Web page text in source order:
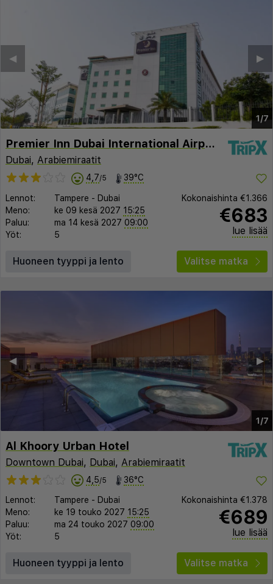
1/7
▶︎
◀︎
Premier Inn Dubai International Airport
Dubai, Arabiemiraatit
4,7/5 39°C
Lennot: Tampere - Dubai
Meno:
ke 09 kesä 2027 15:25
Paluu:
ma 14 kesä 2027 09:00
Yöt:
5
Kokonaishinta €1.366
€683
lue lisää
Huoneen tyyppi ja lento Valitse matka
1/7
▶︎
◀︎
Al Khoory Urban Hotel
Downtown Dubai, Dubai, Arabiemiraatit
4,5/5 36°C
Lennot: Tampere - Dubai
Meno:
ke 19 touko 2027 15:25
Paluu:
ma 24 touko 2027 09:00
Yöt:
5
Kokonaishinta €1.378
€689
lue lisää
Huoneen tyyppi ja lento Valitse matka